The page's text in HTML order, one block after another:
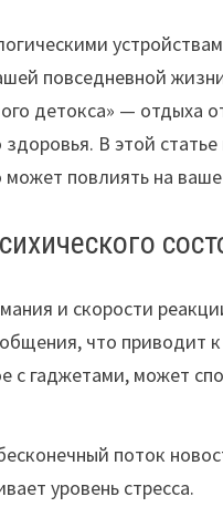
повседневной
детокса» — отдыха
В этой
повлиять на
и скорости
что приводит к
с гаджетами, может
поток
уровень стресса.